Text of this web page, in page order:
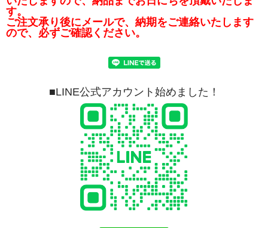
す。
ご注文承り後にメールで、納期をご連絡いたします
ので、必ずご確認ください。
■LINE公式アカウント始めました！